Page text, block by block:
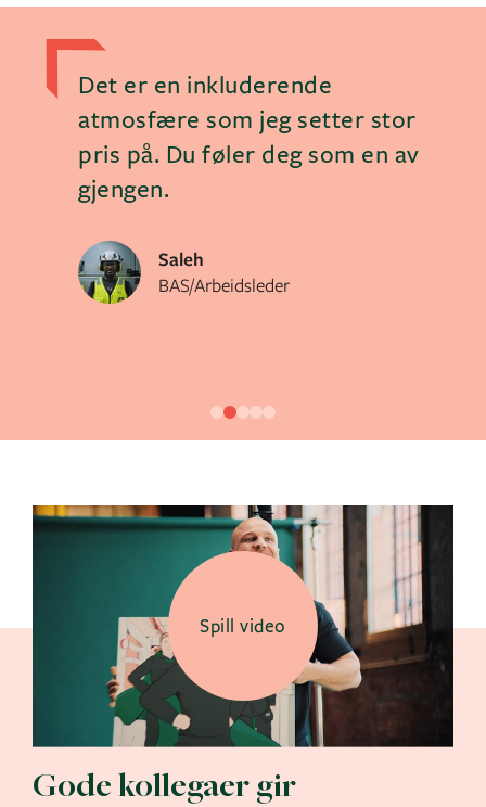
Det er en inkluderende
atmosfære som jeg setter stor
pris på. Du føler deg som en av
gjengen.
Saleh
BAS/Arbeidsleder
Gode kollegaer gir
Spill video